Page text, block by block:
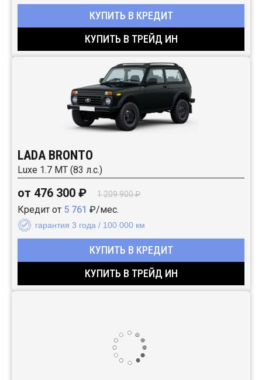
КУПИТЬ В КРЕДИТ
КУПИТЬ В ТРЕЙД ИН
LADA BRONTO
Luxe 1.7 MT (83 л.с.)
от 476 300 ₽ 1 209 900 ₽
Кредит от 5 761 ₽/мес.
гарантия 3 года / 100 000 км
КУПИТЬ В КРЕДИТ
КУПИТЬ В ТРЕЙД ИН